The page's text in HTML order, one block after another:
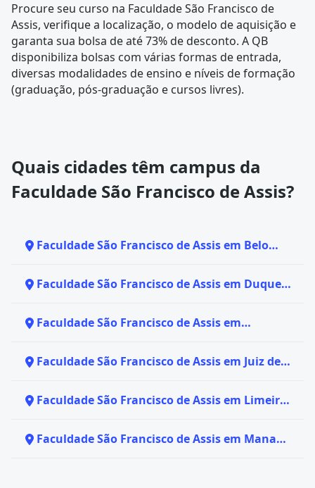
Procure seu curso na Faculdade São Francisco de
Assis, verifique a localização, o modelo de aquisição e
garanta sua bolsa de até 73% de desconto. A QB
disponibiliza bolsas com várias formas de entrada,
diversas modalidades de ensino e níveis de formação
(graduação, pós-graduação e cursos livres).
Quais cidades têm campus da
Faculdade São Francisco de Assis?
Faculdade São Francisco de Assis em Belo
Faculdade São Francisco de Assis em Duque
Faculdade São Francisco de Assis em
Faculdade São Francisco de Assis em Juiz de
Faculdade São Francisco de Assis em Limeira
Faculdade São Francisco de Assis em Manaus